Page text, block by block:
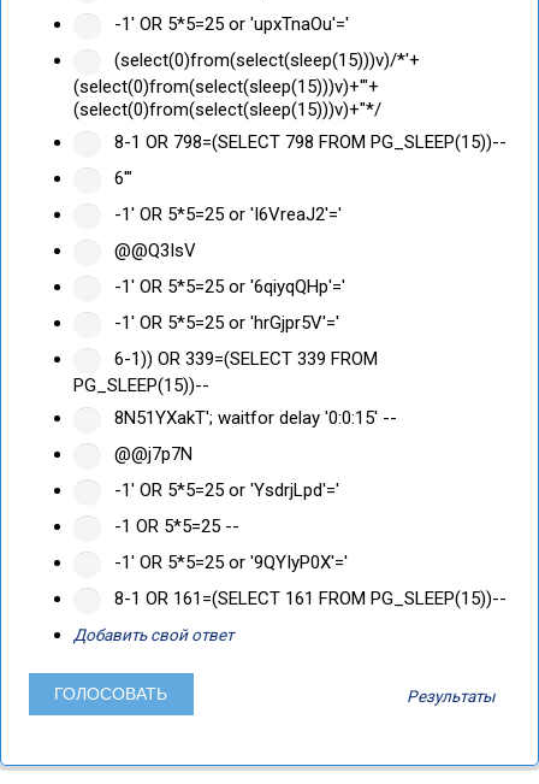
-1' OR 5*5=25 or 'upxTnaOu'='
(select(0)from(select(sleep(15)))v)/*'+
(select(0)from(select(sleep(15)))v)+'"+
(select(0)from(select(sleep(15)))v)+"*/
8-1 OR 798=(SELECT 798 FROM PG_SLEEP(15))--
6'"
-1' OR 5*5=25 or 'I6VreaJ2'='
@@Q3IsV
-1' OR 5*5=25 or '6qiyqQHp'='
-1' OR 5*5=25 or 'hrGjpr5V'='
6-1)) OR 339=(SELECT 339 FROM
PG_SLEEP(15))--
8N51YXakT'; waitfor delay '0:0:15' --
@@j7p7N
-1' OR 5*5=25 or 'YsdrjLpd'='
-1 OR 5*5=25 --
-1' OR 5*5=25 or '9QYIyP0X'='
8-1 OR 161=(SELECT 161 FROM PG_SLEEP(15))--
Добавить свой ответ
Результаты